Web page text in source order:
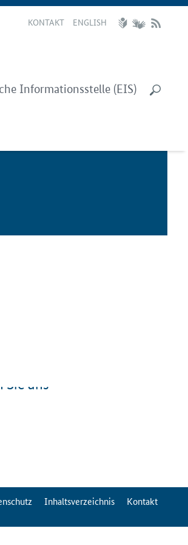
KONTAKT ENGLISH
Informationsstelle (EIS)
Sie uns
Inhaltsverzeichnis Kontakt